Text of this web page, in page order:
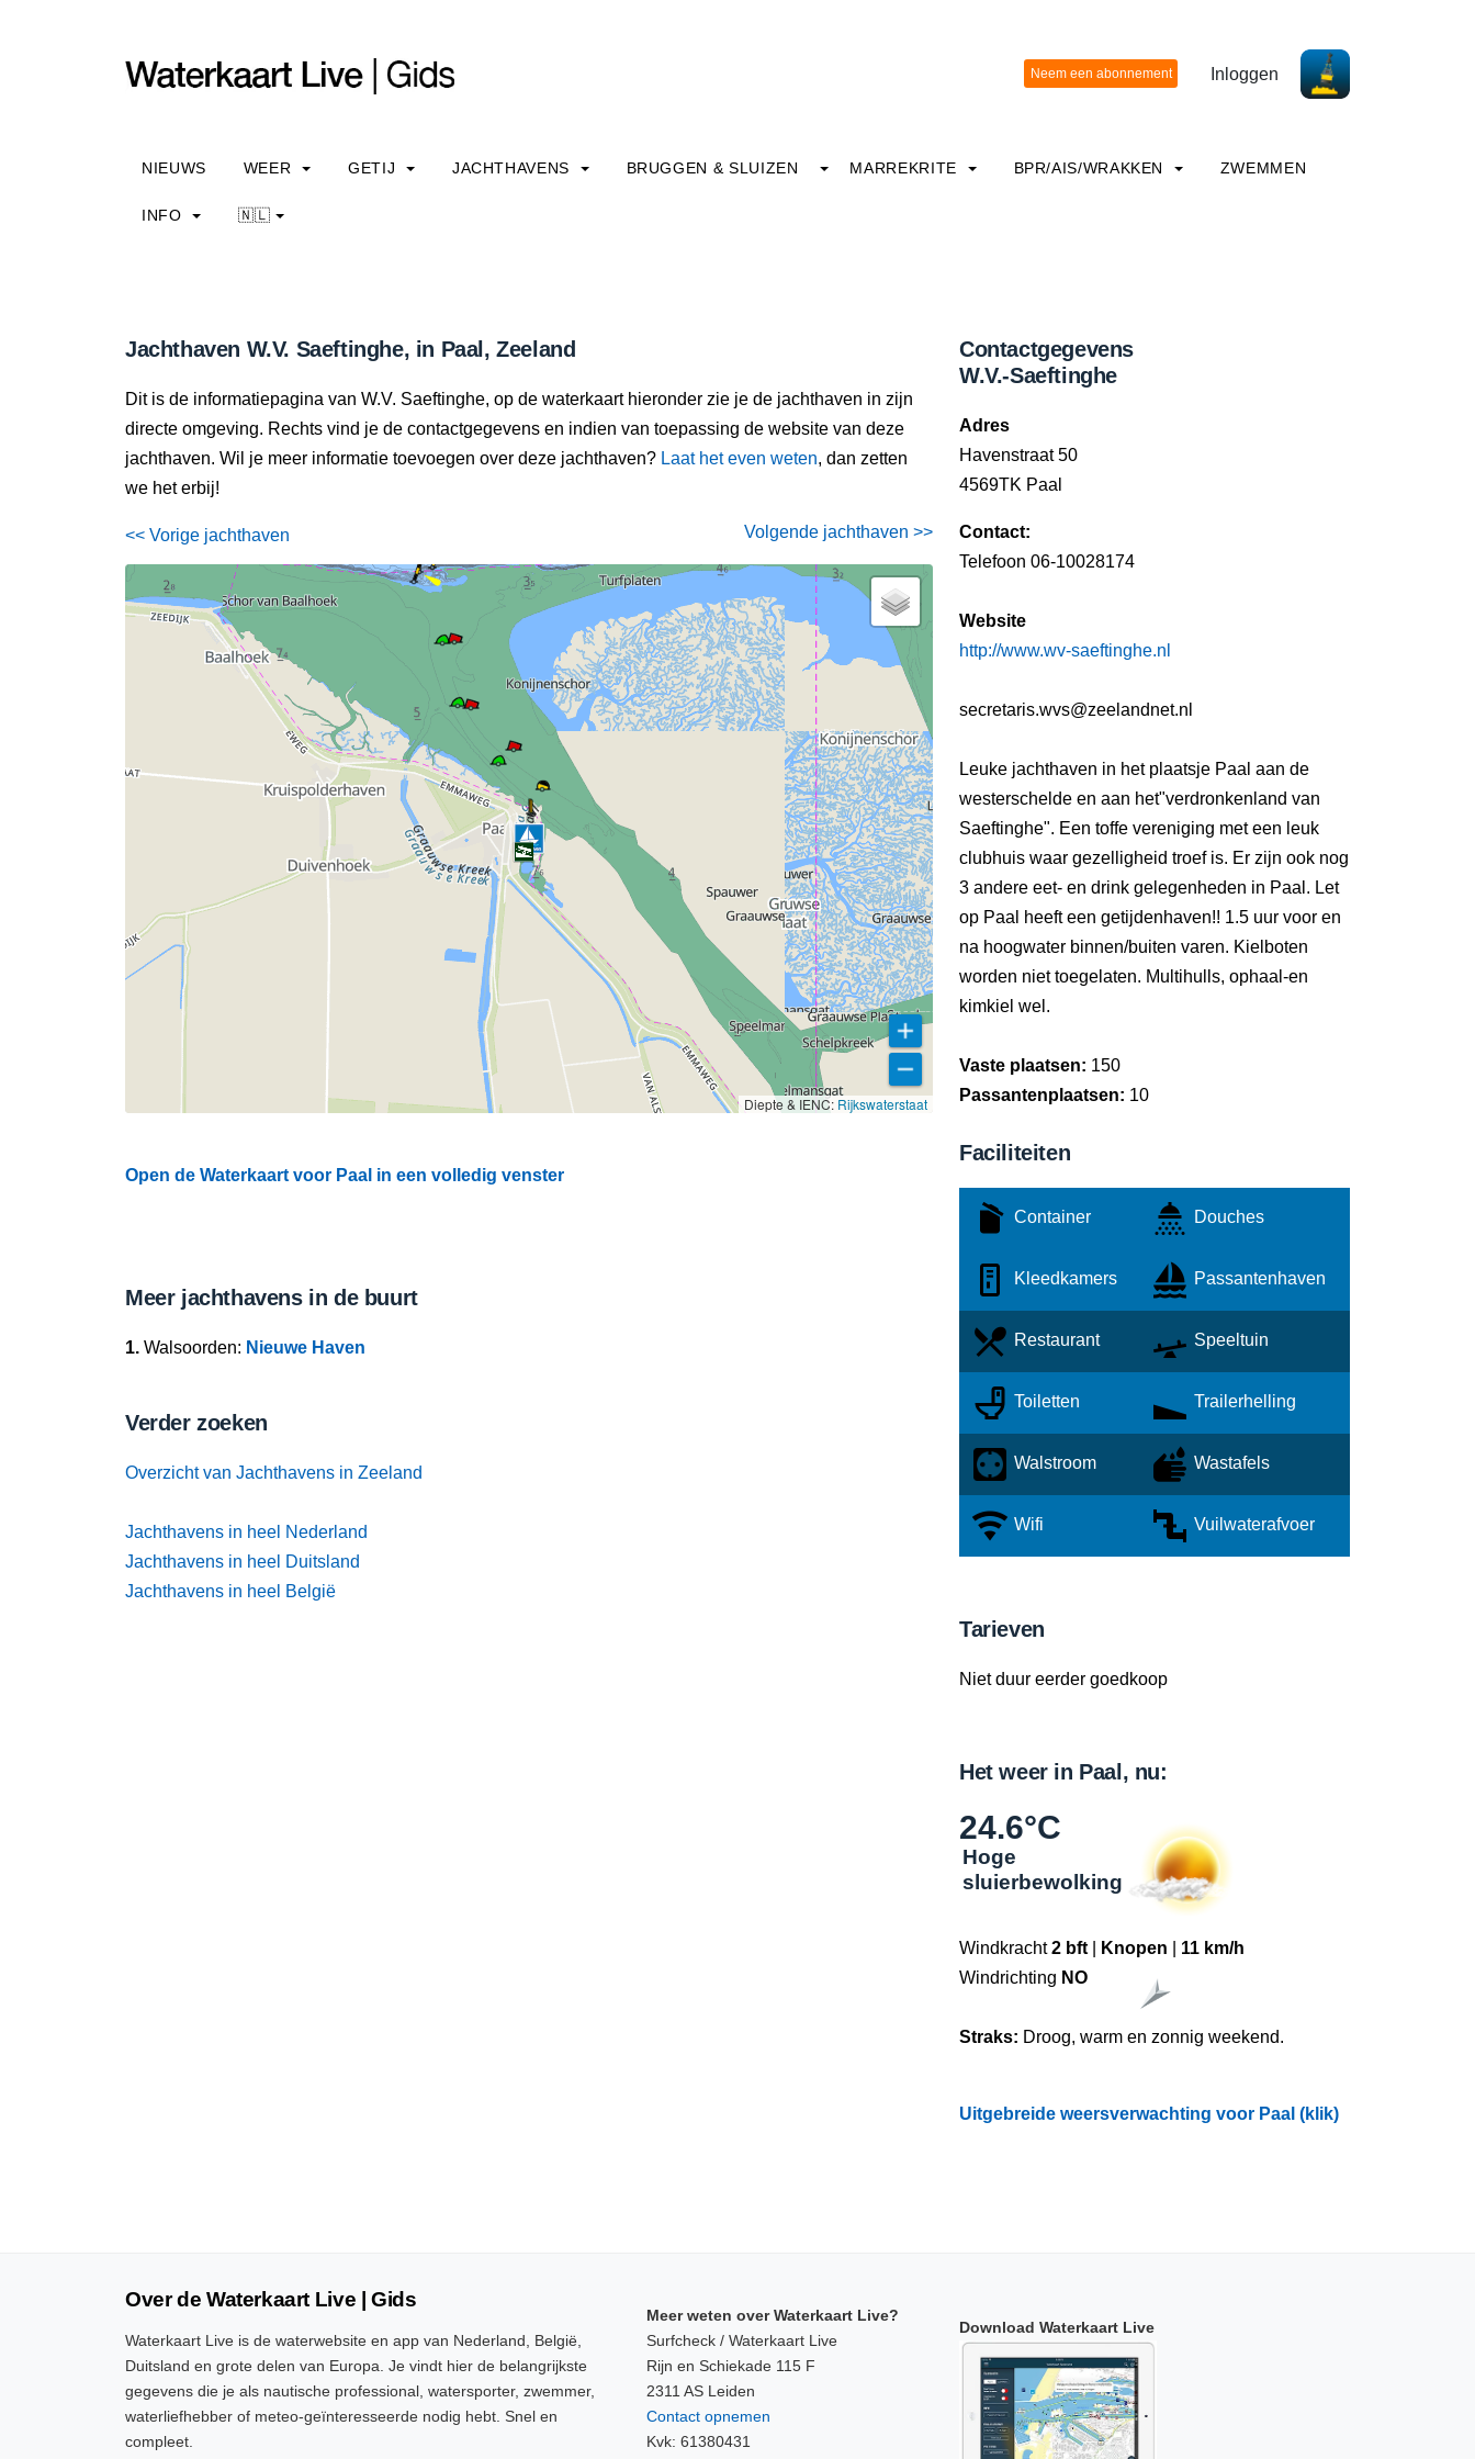
Inloggen
NIEUWS WEER GETIJ JACHTHAVENS BRUGGEN & SLUIZEN MARREKRITE BPR/AIS/WRAKKEN ZWEMMEN
INFO 🇳🇱
Jachthaven W.V. Saeftinghe, in Paal, Zeeland
Dit is de informatiepagina van W.V. Saeftinghe, op de waterkaart hieronder zie je de jachthaven in zijn
directe omgeving. Rechts vind je de contactgegevens en indien van toepassing de website van deze
jachthaven. Wil je meer informatie toevoegen over deze jachthaven? Laat het even weten, dan zetten
we het erbij!
<< Vorige jachthaven Volgende jachthaven >>
Diepte & IENC: Rijkswaterstaat
Open de Waterkaart voor Paal in een volledig venster
Meer jachthavens in de buurt
1. Walsoorden: Nieuwe Haven
Verder zoeken
Overzicht van Jachthavens in Zeeland
Jachthavens in heel Nederland
Jachthavens in heel Duitsland
Jachthavens in heel België
Contactgegevens
W.V.-Saeftinghe
Adres
Havenstraat 50
4569TK Paal
Contact:
Telefoon 06-10028174
Website
http://www.wv-saeftinghe.nl
secretaris.wvs@zeelandnet.nl
Leuke jachthaven in het plaatsje Paal aan de
westerschelde en aan het"verdronkenland van
Saeftinghe". Een toffe vereniging met een leuk
clubhuis waar gezelligheid troef is. Er zijn ook nog
3 andere eet- en drink gelegenheden in Paal. Let
op Paal heeft een getijdenhaven!! 1.5 uur voor en
na hoogwater binnen/buiten varen. Kielboten
worden niet toegelaten. Multihulls, ophaal-en
kimkiel wel.
Vaste plaatsen: 150
Passantenplaatsen: 10
Faciliteiten
Container Douches
Kleedkamers Passantenhaven
Restaurant Speeltuin
Toiletten Trailerhelling
Walstroom Wastafels
Wifi Vuilwaterafvoer
Tarieven
Niet duur eerder goedkoop
Het weer in Paal, nu:
24.6°C
Hoge
sluierbewolking
Windkracht2 bft Knopen
11 km/h
Windrichting NO
Straks: Droog, warm en zonnig weekend.
Uitgebreide weersverwachting voor Paal (klik)
Over de Waterkaart Live | Gids
Waterkaart Live is de waterwebsite en app van Nederland, België,
Duitsland en grote delen van Europa. Je vindt hier de belangrijkste
gegevens die je als nautische professional, watersporter, zwemmer,
waterliefhebber of meteo-geïnteresseerde nodig hebt. Snel en
compleet.
Meer weten over Waterkaart Live?
Surfcheck / Waterkaart Live
Rijn en Schiekade 115 F
2311 AS Leiden
Contact opnemen
Kvk: 61380431
Download Waterkaart Live